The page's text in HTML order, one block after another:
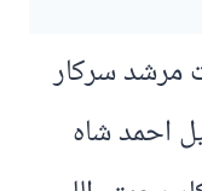
مرشد سرکار
احمد شاہ